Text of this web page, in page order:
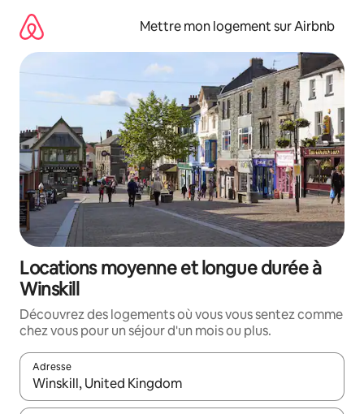
directement
contenu
Mettre mon logement sur Airbnb
Locations moyenne et longue durée à
Winskill
Découvrez des logements où vous vous sentez comme
chez vous pour un séjour d'un mois ou plus.
Adresse
Lorsque les résultats s'affichent, utilisez les flèches vers le